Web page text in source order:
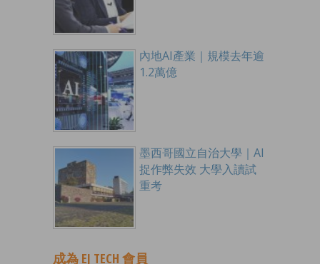
內地AI產業｜規模去年逾
1.2萬億
墨西哥國立自治大學｜AI
捉作弊失效 大學入讀試
重考
成為 EJ TECH 會員